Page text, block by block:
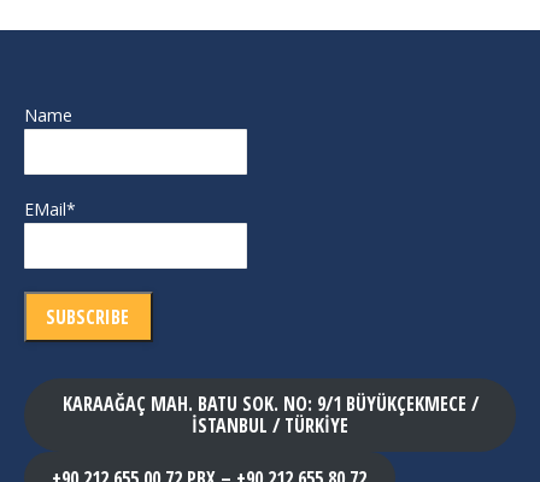
Name
EMail*
KARAAĞAÇ MAH. BATU SOK. NO: 9/1 BÜYÜKÇEKMECE /
İSTANBUL / TÜRKİYE